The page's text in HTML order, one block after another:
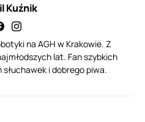
Kuźnik
na AGH w Krakowie. Z
lat. Fan szybkich
i dobrego piwa.